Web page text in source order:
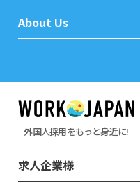
About Us
外国人採用をもっと身近に!
求人企業様